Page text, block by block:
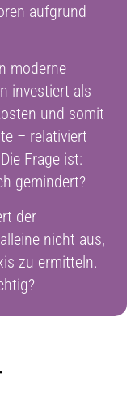
aufgrund
moderne
investiert als
und somit
– relativiert
Frage ist:
gemindert?
der
nicht aus,
zu ermitteln.